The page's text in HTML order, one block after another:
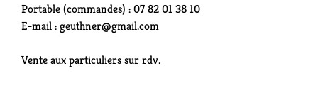
Portable (commandes) : 07 82 01 38 10
E-mail : geuthner@gmail.com
Vente aux particuliers sur rdv.